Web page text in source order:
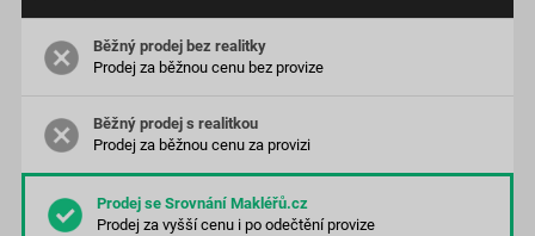
Prodej za běžnou cenu bez provize
Prodej za běžnou cenu za provizi
Prodej za vyšší cenui po odečtění provize